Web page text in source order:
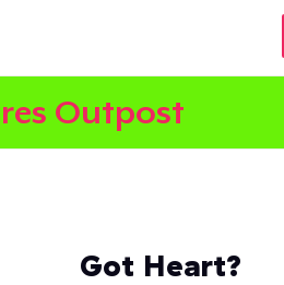
Outpost
Got Heart?